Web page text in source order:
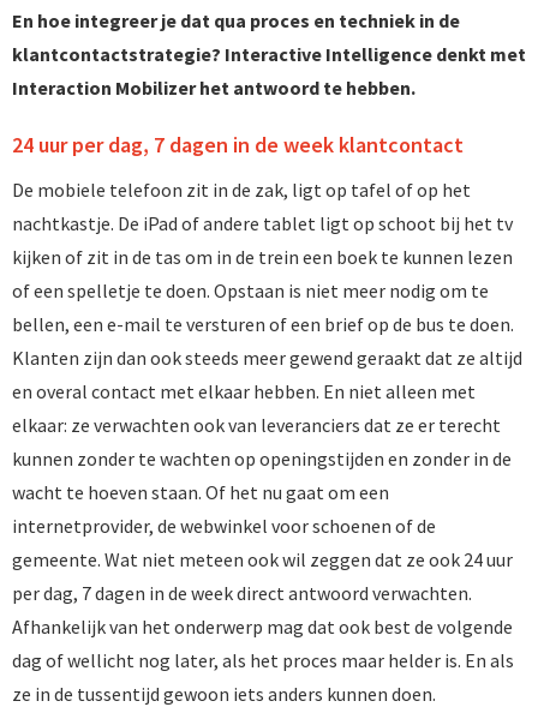
En hoe integreer je dat qua proces en techniek in de
klantcontactstrategie? Interactive Intelligence denkt met
Interaction Mobilizer het antwoord te hebben.
24 uur per dag, 7 dagen in de week klantcontact
De mobiele telefoon zit in de zak, ligt op tafel of op het
nachtkastje. De iPad of andere tablet ligt op schoot bij het tv
kijken of zit in de tas om in de trein een boek te kunnen lezen
of een spelletje te doen. Opstaan is niet meer nodig om te
bellen, een e-mail te versturen of een brief op de bus te doen.
Klanten zijn dan ook steeds meer gewend geraakt dat ze altijd
en overal contact met elkaar hebben. En niet alleen met
elkaar: ze verwachten ook van leveranciers dat ze er terecht
kunnen zonder te wachten op openingstijden en zonder in de
wacht te hoeven staan. Of het nu gaat om een
internetprovider, de webwinkel voor schoenen of de
gemeente. Wat niet meteen ook wil zeggen dat ze ook 24 uur
per dag, 7 dagen in de week direct antwoord verwachten.
Afhankelijk van het onderwerp mag dat ook best de volgende
dag of wellicht nog later, als het proces maar helder is. En als
ze in de tussentijd gewoon iets anders kunnen doen.